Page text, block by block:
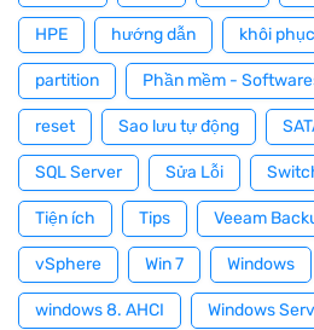
HPE hướng dẫn khôi phục
partition Phần mềm -
reset Sao lưu tự động
SQL Server Sửa Lỗi
Tiện ích Tips Veeam
vSphere Win 7 Windows
windows 8. AHCI Windows